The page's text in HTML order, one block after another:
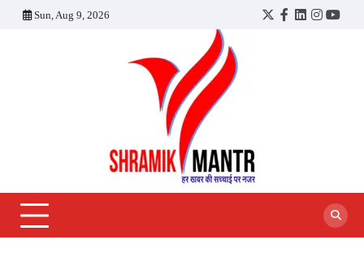
Sun, Aug 9, 2026
Twitter
Facebook
LinkedIn